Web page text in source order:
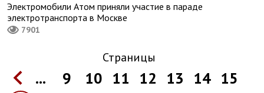
Электромобили Атом приняли участие в параде
электротранспорта в Москве
7901
Страницы
... 9 10 11 12 13 14 15